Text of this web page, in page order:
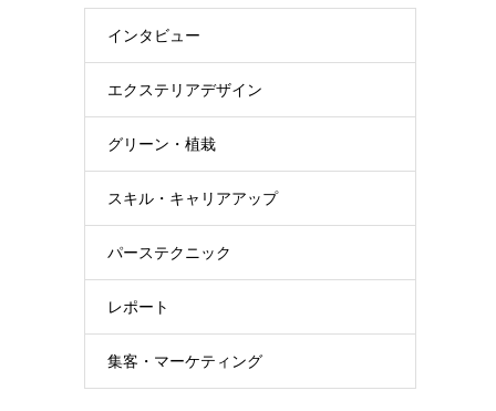
インタビュー
エクステリアデザイン
グリーン・植栽
スキル・キャリアアップ
パーステクニック
レポート
集客・マーケティング